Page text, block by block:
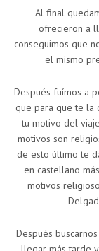
Al final
ofrecieron a
conseguimos que
el mismo
Después fuímos a
que para que te la
tu motivo del
motivos son
de esto último te
en castellano
motivos
Después